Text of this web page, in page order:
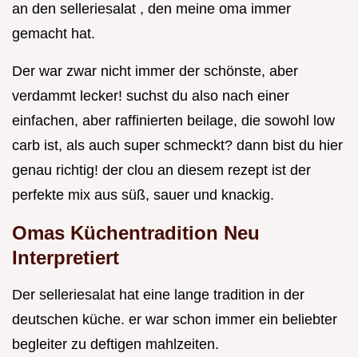
an den selleriesalat , den meine oma immer
gemacht hat.
Der war zwar nicht immer der schönste, aber
verdammt lecker! suchst du also nach einer
einfachen, aber raffinierten beilage, die sowohl low
carb ist, als auch super schmeckt? dann bist du hier
genau richtig! der clou an diesem rezept ist der
perfekte mix aus süß, sauer und knackig.
Omas Küchentradition Neu
Interpretiert
Der selleriesalat hat eine lange tradition in der
deutschen küche. er war schon immer ein beliebter
begleiter zu deftigen mahlzeiten.